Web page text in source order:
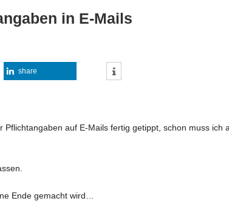
in E-Mails
share
auf E-Mails fertig getippt, schon muss ich
Ende gemacht wird…